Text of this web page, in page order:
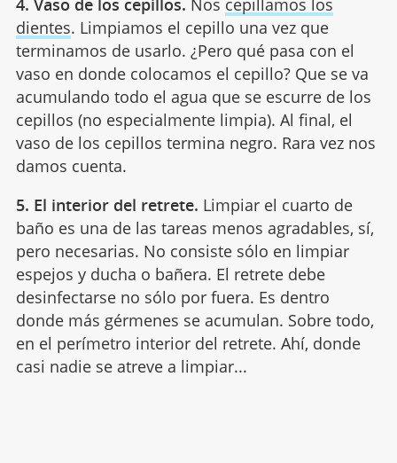
4. Vaso de los cepillos. Nos cepillamos los
dientes. Limpiamos el cepillo una vez que
terminamos de usarlo. ¿Pero qué pasa con el
vaso en donde colocamos el cepillo? Que se va
acumulando todo el agua que se escurre de los
cepillos (no especialmente limpia). Al final, el
vaso de los cepillos termina negro. Rara vez nos
damos cuenta.
5. El interior del retrete. Limpiar el cuarto de
baño es una de las tareas menos agradables, sí,
pero necesarias. No consiste sólo en limpiar
espejos y ducha o bañera. El retrete debe
desinfectarse no sólo por fuera. Es dentro
donde más gérmenes se acumulan. Sobre todo,
en el perímetro interior del retrete. Ahí, donde
casi nadie se atreve a limpiar...